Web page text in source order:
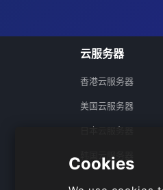
云服务器
香港云服务器
美国云服务器
日本云服务器
韩国云服务器
Cookies